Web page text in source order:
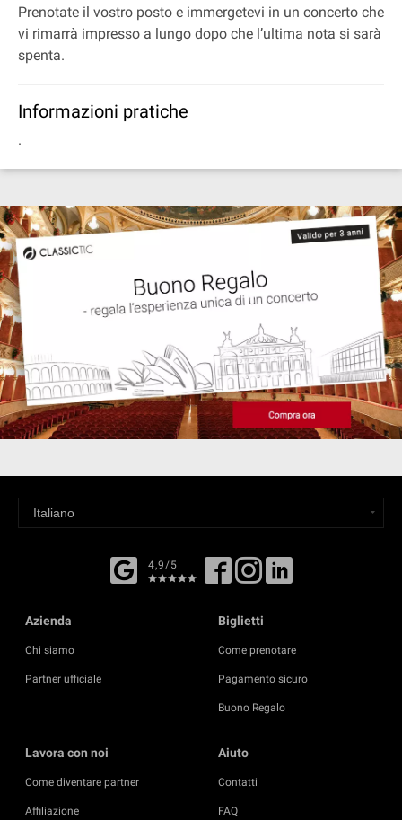
Prenotate il vostro posto e immergetevi in un concerto che
vi rimarrà impresso a lungo dopo che l’ultima nota si sarà
spenta.
Informazioni pratiche
.
4,9/5
Azienda
Chi siamo
Partner ufficiale
Biglietti
Come prenotare
Pagamento sicuro
Buono Regalo
Lavora con noi
Come diventare partner
Affiliazione
Aiuto
Contatti
FAQ